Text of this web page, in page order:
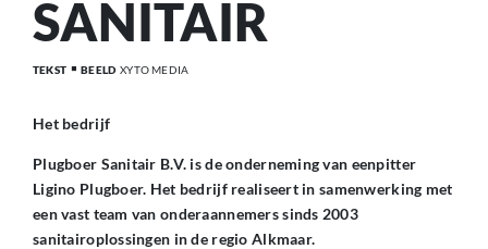
SANITAIR
TEKST BEELD XYTO MEDIA
Het bedrijf
Plugboer Sanitair B.V. is de onderneming van eenpitter
Ligino Plugboer. Het bedrijf realiseert in samenwerking met
een vast team van onderaannemers sinds 2003
sanitairoplossingen in de regio Alkmaar.